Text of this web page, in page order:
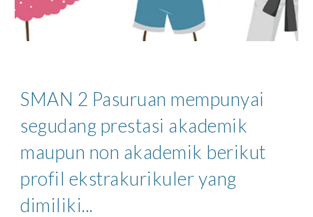
SMAN 2 Pasuruan mempunyai
segudang prestasi akademik
maupun non akademik berikut
profil ekstrakurikuler yang
dimiliki...